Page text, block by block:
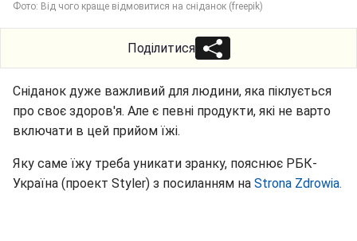
Фото: Від чого краще відмовитися на сніданок (freepik)
Поділитися
Сніданок дуже важливий для людини, яка піклується
про своє здоров'я. Але є певні продукти, які не варто
включати в цей прийом їжі.
Яку саме їжу треба уникати зранку, пояснює РБК-
Україна (проект Styler) з посиланням на Strona Zdrowia.